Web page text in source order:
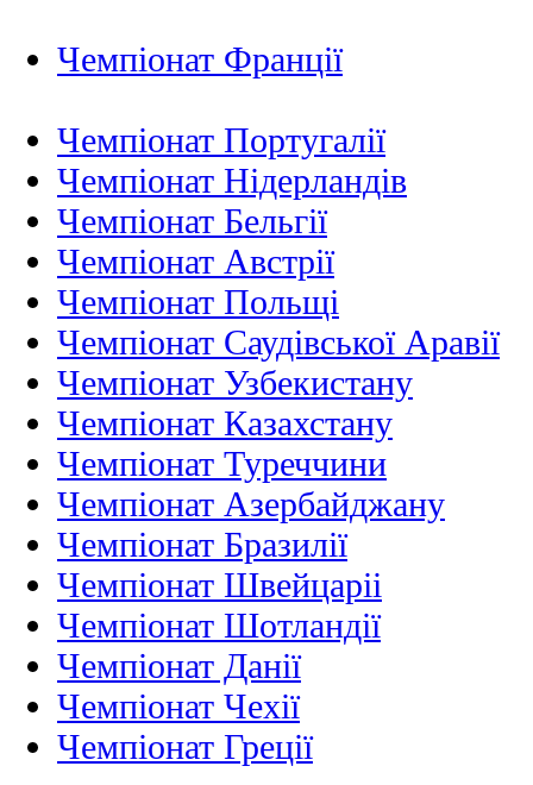
Чемпіонат Франції
Чемпіонат Португалії
Чемпіонат Нідерландiв
Чемпіонат Бельгії
Чемпіонат Австрії
Чемпіонат Польщі
Чемпіонат Саудівської Аравії
Чемпіонат Узбекистану
Чемпіонат Казахстану
Чемпіонат Туреччини
Чемпіонат Азербайджану
Чемпіонат Бразилії
Чемпіонат Швейцаріі
Чемпіонат Шотландії
Чемпіонат Данії
Чемпіонат Чехії
Чемпіонат Греції